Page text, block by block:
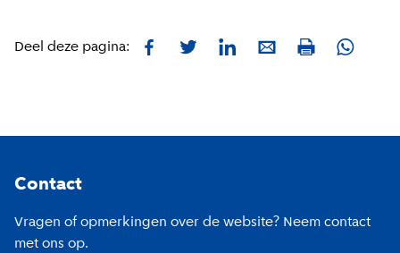
Deel deze pagina: FacebookTwitterLinkedInE-mailPrint
Contact
Vragen of opmerkingen over de website? Neem contact
met ons op.